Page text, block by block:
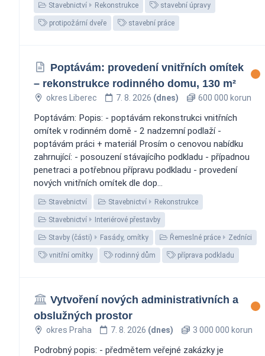
Stavebnictví Rekonstrukce stavební úpravy
protipožární dveře stavební práce
Poptávám: provedení vnitřních omítek
– rekonstrukce rodinného domu, 130 m²
okres Liberec 7. 8. 2026 (dnes) 600 000 korun
Poptávám: Popis: - poptávám rekonstrukci vnitřních
omítek v rodinném domě - 2 nadzemní podlaží -
poptávám práci + materiál Prosím o cenovou nabídku
zahrnující: - posouzení stávajícího podkladu - případnou
penetraci a potřebnou přípravu podkladu - provedení
nových vnitřních omítek dle dop...
Stavebnictví Stavebnictví Rekonstrukce
Stavebnictví Interiérové přestavby
Stavby (části) Fasády, omítky Řemeslné práce Zedníci
vnitřní omítky rodinný dům příprava podkladu
Vytvoření nových administrativních a
obslužných prostor
okres Praha 7. 8. 2026 (dnes) 3 000 000 korun
Podrobný popis: - předmětem veřejné zakázky je